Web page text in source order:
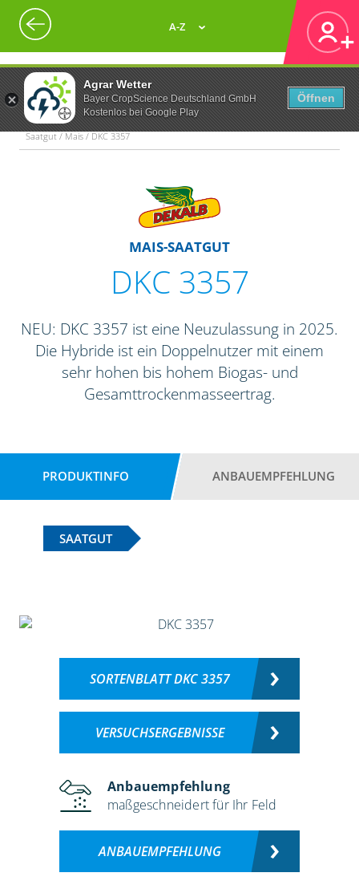
Agrar Wetter
Bayer CropScience Deutschland GmbH
Kostenlos bei Google Play
Öffnen
A-Z
Saatgut / Mais / DKC 3357
MAIS-SAATGUT
DKC 3357
NEU: DKC 3357 ist eine Neuzulassung in 2025.
Die Hybride ist ein Doppelnutzer mit einem
sehr hohen bis hohem Biogas- und
Gesamttrockenmasseertrag.
PRODUKTINFO ANBAUEMPFEHLUNG
SAATGUT
SORTENBLATT DKC 3357
VERSUCHSERGEBNISSE
Anbauempfehlung
maßgeschneidert für Ihr Feld
ANBAUEMPFEHLUNG